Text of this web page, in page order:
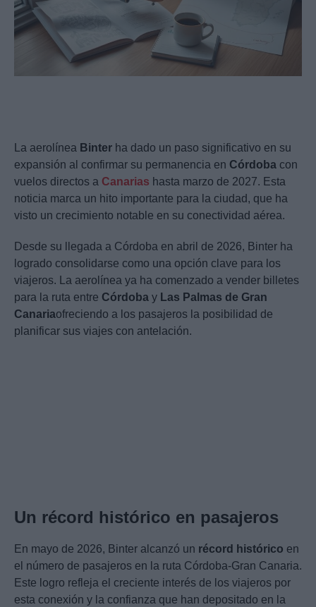
La aerolínea Binter ha dado un paso significativo en su
expansión al confirmar su permanencia en Córdoba con
vuelos directos a Canarias hasta marzo de 2027. Esta
noticia marca un hito importante para la ciudad, que ha
visto un crecimiento notable en su conectividad aérea.
Desde su llegada a Córdoba en abril de 2026, Binter ha
logrado consolidarse como una opción clave para los
viajeros. La aerolínea ya ha comenzado a vender billetes
para la ruta entre Córdoba y Las Palmas de Gran
Canariaofreciendo a los pasajeros la posibilidad de
planificar sus viajes con antelación.
Un récord histórico en pasajeros
En mayo de 2026, Binter alcanzó un récord histórico en
el número de pasajeros en la ruta Córdoba-Gran Canaria.
Este logro refleja el creciente interés de los viajeros por
esta conexión y la confianza que han depositado en la